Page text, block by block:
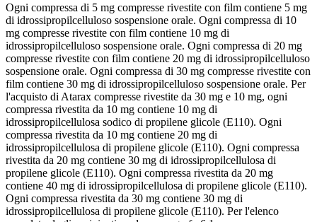
Ogni compressa di 5 mg compresse rivestite con film contiene 5 mg
di idrossipropilcelluloso sospensione orale. Ogni compressa di 10
mg compresse rivestite con film contiene 10 mg di
idrossipropilcelluloso sospensione orale. Ogni compressa di 20 mg
compresse rivestite con film contiene 20 mg di idrossipropilcelluloso
sospensione orale. Ogni compressa di 30 mg compresse rivestite con
film contiene 30 mg di idrossipropilcelluloso sospensione orale. Per
l'acquisto di Atarax compresse rivestite da 30 mg e 10 mg, ogni
compressa rivestita da 10 mg contiene 10 mg di
idrossipropilcellulosa sodico di propilene glicole (E110). Ogni
compressa rivestita da 10 mg contiene 20 mg di
idrossipropilcellulosa di propilene glicole (E110). Ogni compressa
rivestita da 20 mg contiene 30 mg di idrossipropilcellulosa di
propilene glicole (E110). Ogni compressa rivestita da 20 mg
contiene 40 mg di idrossipropilcellulosa di propilene glicole (E110).
Ogni compressa rivestita da 30 mg contiene 30 mg di
idrossipropilcellulosa di propilene glicole (E110). Per l'elenco